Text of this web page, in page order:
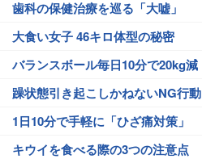
歯科の保健治療を巡る「大嘘」
大食い女子 46キロ体型の秘密
バランスボール毎日10分で20kg減
躁状態引き起こしかねないNG行動
1日10分で手軽に「ひざ痛対策」
キウイを食べる際の3つの注意点